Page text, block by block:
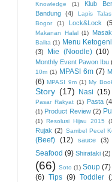
Knowledge
(1) Klub
Bandung (4) Lapis
Bogor
(1) Lock&Lock
Makanan Halal (1)
Balita (1) Menu
(3)
Mie (Noodle) (10)
Monthly Event Pawon Ibu
10m (1) MPASI 6m (7)
(6) MPASI 9m (1) My
Story (17) Nasi (15)
Pasar Rakyat (1) Pasta
(1) Product Review (2)
(1) Resolusi Hijau 2015
Rujak (2) Sambel Pecel
(Beef) (12) sauce (3)
Seafood (9) Shirataki (2)
(66) Soto (1) Soup (7)
(6) Tips (9) Toddler